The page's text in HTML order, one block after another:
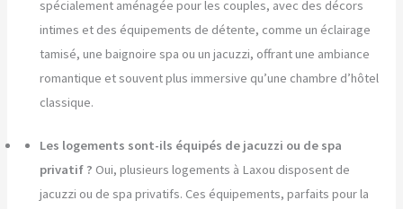
spécialement aménagée pour les couples, avec des décors
intimes et des équipements de détente, comme un éclairage
tamisé, une baignoire spa ou un jacuzzi, offrant une ambiance
romantique et souvent plus immersive qu’une chambre d’hôtel
classique.
Les logements sont-ils équipés de jacuzzi ou de spa
privatif ? Oui, plusieurs logements à Laxou disposent de
jacuzzi ou de spa privatifs. Ces équipements, parfaits pour la